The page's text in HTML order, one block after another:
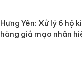
Hưng Yên: Xử lý 6 hộ
hàng giả mạo nhãn